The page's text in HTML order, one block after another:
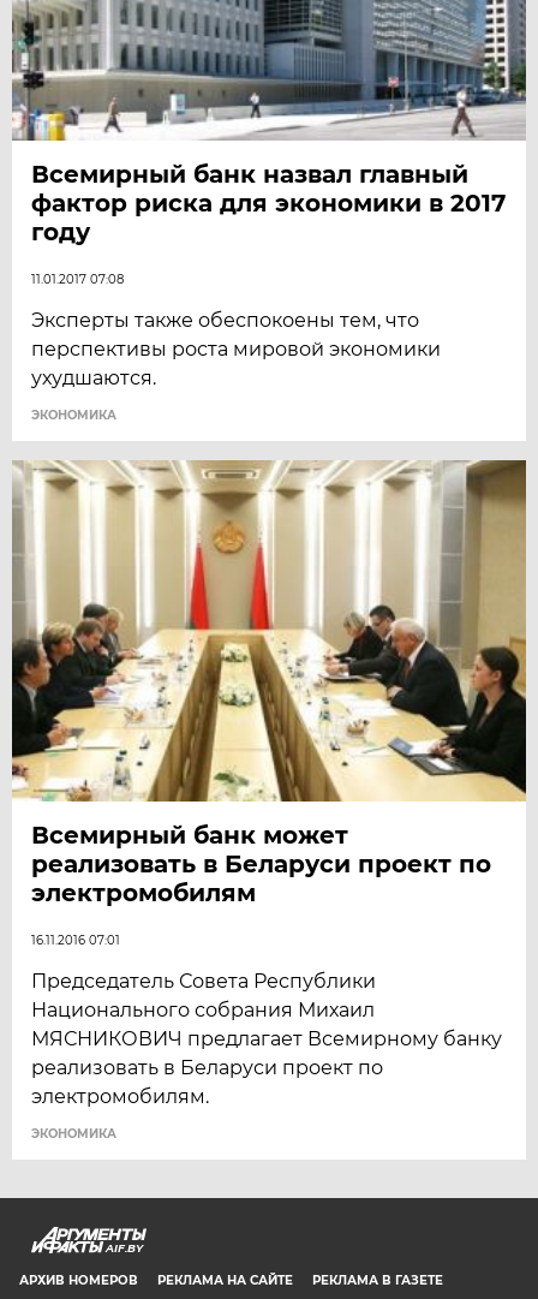
Всемирный банк назвал главный
фактор риска для экономики в 2017
году
11.01.2017 07:08
Эксперты также обеспокоены тем, что
перспективы роста мировой экономики
ухудшаются.
ЭКОНОМИКА
Всемирный банк может
реализовать в Беларуси проект по
электромобилям
16.11.2016 07:01
Председатель Совета Республики
Национального собрания Михаил
МЯСНИКОВИЧ предлагает Всемирному банку
реализовать в Беларуси проект по
электромобилям.
ЭКОНОМИКА
AIF.BY
АРХИВ НОМЕРОВ РЕКЛАМА НА САЙТЕ РЕКЛАМА В ГАЗЕТЕ